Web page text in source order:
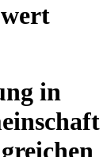
in